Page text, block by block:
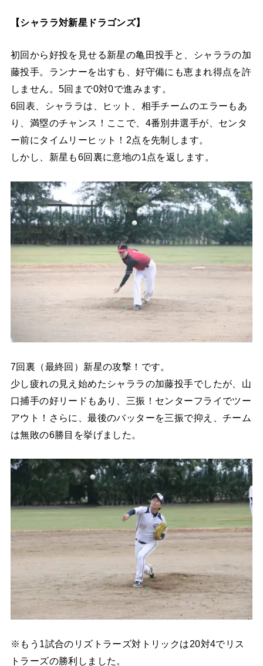
【シャララ対新星ドラゴンズ】
初回から好投を見せる新星の亀田投手と、シャララの加
藤投手。ランナーを出すも、好守備にも恵まれ得点を許
しません。5回まで0対0で進みます。
6回表、シャララは、ヒット、相手チームのエラーもあ
り、満塁のチャンス！ここで、4番別井選手が、センタ
ー前にタイムリーヒット！2点を先制します。
しかし、新星も6回裏に意地の1点を返します。
7回裏（最終回）新星の攻撃！です。
少し疲れの見え始めたシャララの加藤投手でしたが、山
口捕手の好リードもあり、三振！センターフライでツー
アウト！さらに、最後のバッターを三振で抑え、チーム
は無敗の6勝目を挙げました。
※もう1試合のリズトラーズ対トリックは20対4でリス
トラーズの勝利しました。